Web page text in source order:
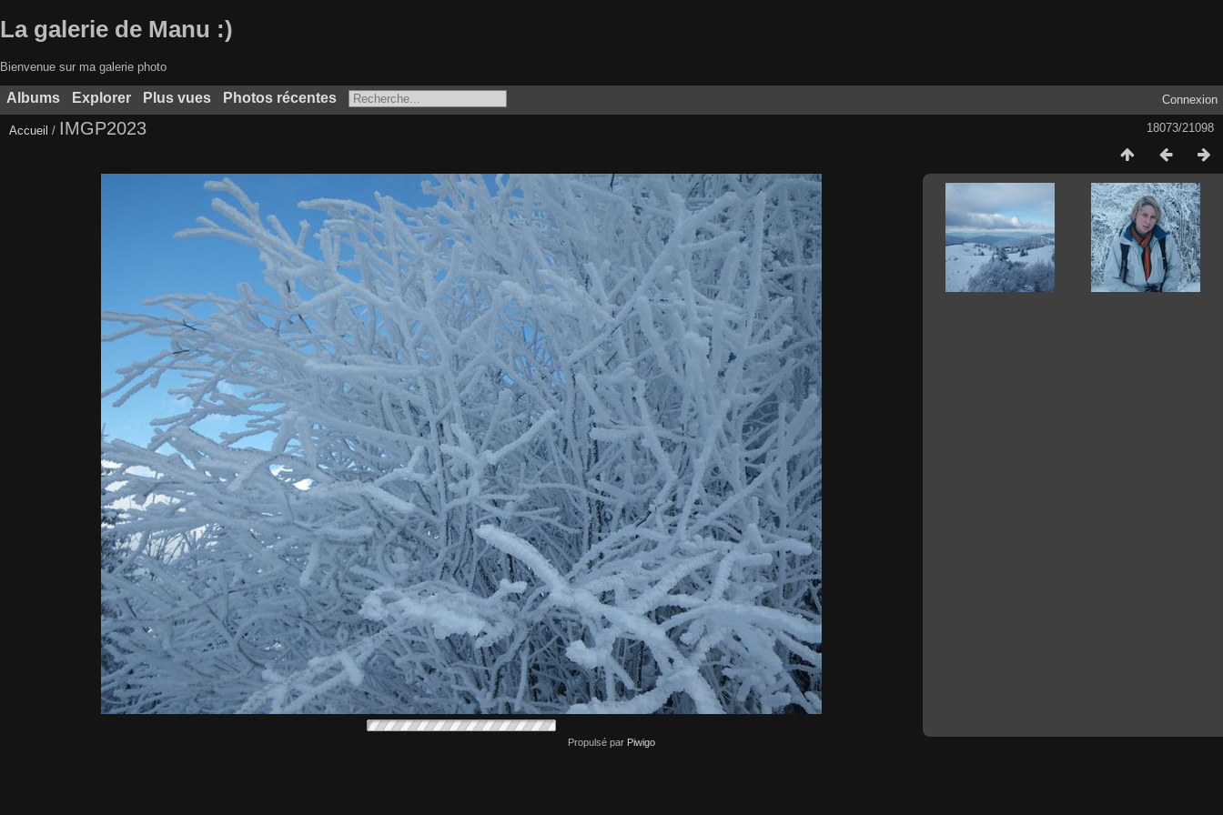
La galerie de Manu :)
Bienvenue sur ma galerie photo
Albums Explorer Plus vues Photos récentes Connexion
18073/21098
Accueil / IMGP2023
Propulsé par Piwigo